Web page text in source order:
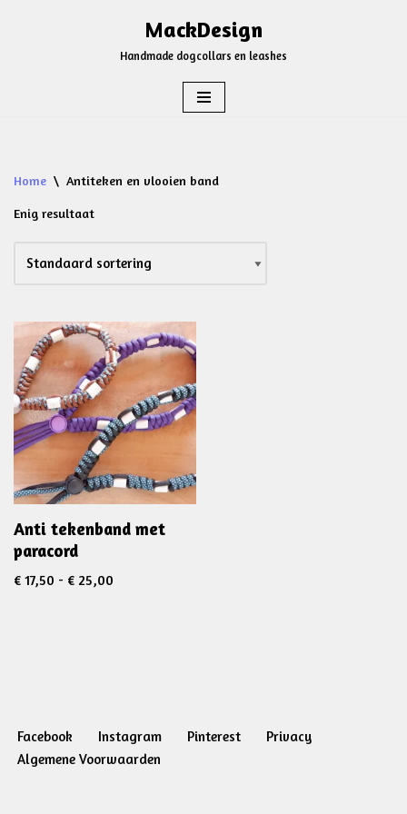
MackDesign
Handmade dogcollars en leashes
Home \ Antiteken en vlooien band
Enig resultaat
Anti tekenband met
paracord
€ 17,50 - € 25,00
Facebook Instagram Pinterest
Privacy
Algemene Voorwaarden